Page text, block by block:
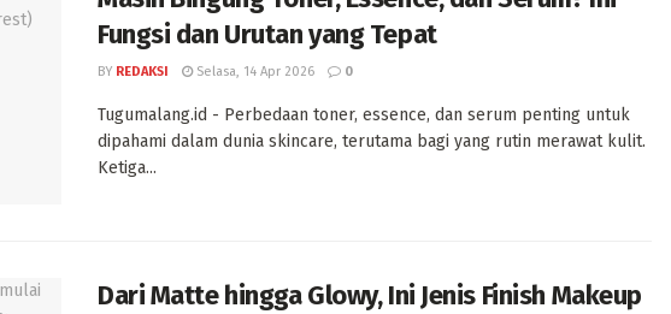
Fungsi dan Urutan yang Tepat
BY REDAKSI Selasa, 14 Apr 2026 0
Tugumalang.id - Perbedaan toner, essence, dan serum penting untuk
dipahami dalam dunia skincare, terutama bagi yang rutin merawat kulit.
Ketiga...
Dari Matte hingga Glowy, Ini Jenis Finish Makeup